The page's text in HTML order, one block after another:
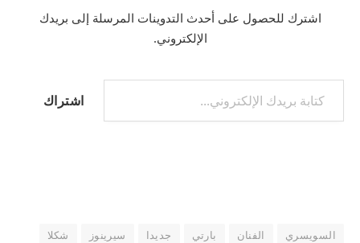
اشترك للحصول على أحدث التدوينات المرسلة إلى بريدك
الإلكتروني.
كتابة بريدك الإلكتروني...
اشتراك
السويسري الفنان بارتي جديدا سيرينوز
شكلا